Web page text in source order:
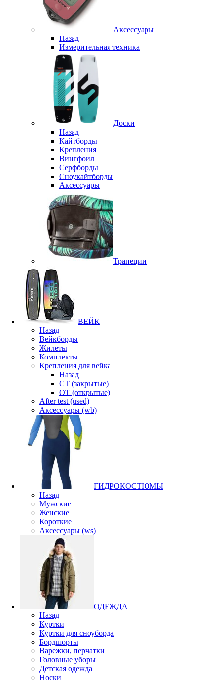
Аксессуары
Назад
Измерительная техника
Доски
Назад
Кайтборды
Крепления
Вингфоил
Серфборды
Сноукайтборды
Аксессуары
Трапеции
ВЕЙК
Назад
Вейкборды
Жилеты
Комплекты
Крепления для вейка
Назад
CT (закрытые)
OT (открытые)
After test (used)
Аксессуары (wb)
ГИДРОКОСТЮМЫ
Назад
Мужские
Женские
Короткие
Аксессуары (ws)
ОДЕЖДА
Назад
Куртки
Куртки для сноуборда
Бордшорты
Варежки, перчатки
Головные уборы
Детская одежда
Носки